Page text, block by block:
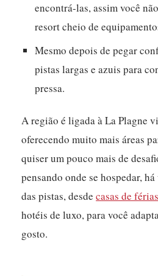
encontrá-las, assim você
resort cheio de
Mesmo depois de pegar
pistas largas e azuis para
pressa.
A região é ligada à La Plagne
oferecendo muito mais áreas
quiser um pouco mais de
pensando onde se hospedar,
das pistas, desdecasas de
hotéis de luxo, para você
gosto.